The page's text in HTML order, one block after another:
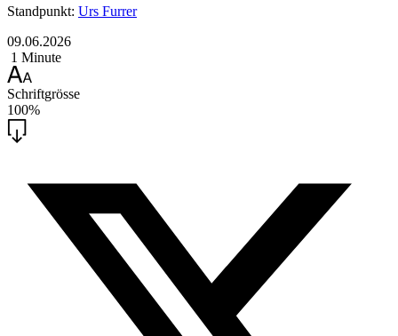
Standpunkt: Urs Furrer
09.06.2026
1 Minute
Schriftgrösse
100%